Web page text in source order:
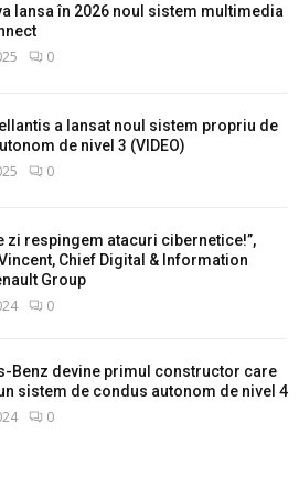
lansa în 2026 noul sistem multimedia
0
a lansat noul sistem propriu de
de nivel 3 (VIDEO)
0
zi respingem atacuri cibernetice!”,
Chief Digital & Information
Group
0
Benz devine primul constructor care
sistem de condus autonom de nivel 4
0